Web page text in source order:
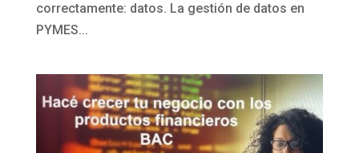
correctamente: datos. La gestión de datos en
PYMES...